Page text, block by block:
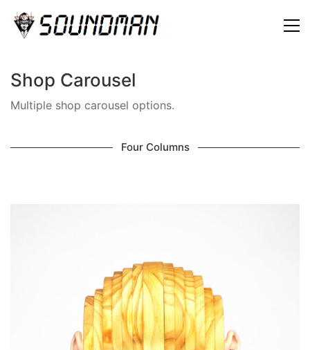
Shop Carousel
Multiple shop carousel options.
Four Columns